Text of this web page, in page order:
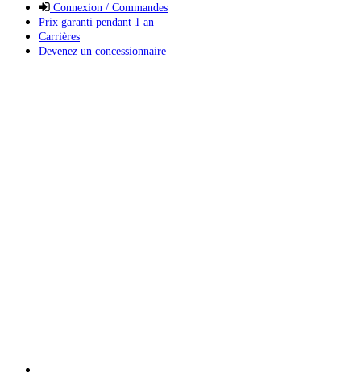
Connexion / Commandes
Prix garanti pendant 1 an
Carrières
Devenez un concessionnaire